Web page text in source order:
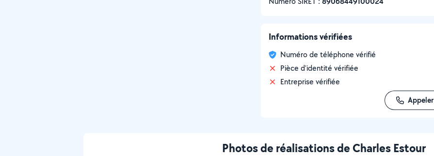
Informations vérifiées
Numéro de téléphone vérifié
Pièce d'identité vérifiée
Entreprise vérifiée
Appeler
Photos de réalisations de Charles Estour